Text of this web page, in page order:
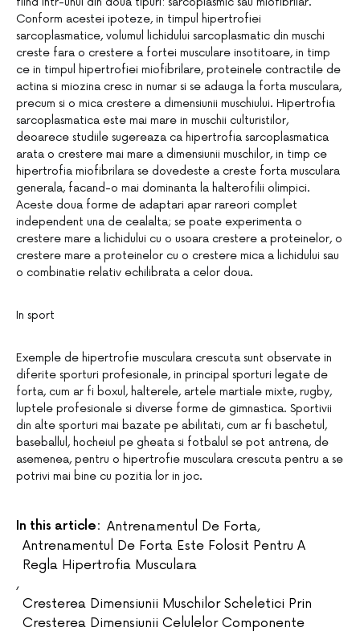
Conform acestei ipoteze, in timpul hipertrofiei
sarcoplasmatice, volumul lichidului sarcoplasmatic din muschi
creste fara o crestere a fortei musculare insotitoare, in timp
ce in timpul hipertrofiei miofibrilare, proteinele contractile de
actina si miozina cresc in numar si se adauga la forta musculara,
precum si o mica crestere a dimensiunii muschiului. Hipertrofia
sarcoplasmatica este mai mare in muschii culturistilor,
deoarece studiile sugereaza ca hipertrofia sarcoplasmatica
arata o crestere mai mare a dimensiunii muschilor, in timp ce
hipertrofia miofibrilara se dovedeste a creste forta musculara
generala, facand-o mai dominanta la halterofilii olimpici.
Aceste doua forme de adaptari apar rareori complet
independent una de cealalta; se poate experimenta o
crestere mare a lichidului cu o usoara crestere a proteinelor, o
crestere mare a proteinelor cu o crestere mica a lichidului sau
o combinatie relativ echilibrata a celor doua.
In sport
Exemple de hipertrofie musculara crescuta sunt observate in
diferite sporturi profesionale, in principal sporturi legate de
forta, cum ar fi boxul, halterele, artele martiale mixte, rugby,
luptele profesionale si diverse forme de gimnastica. Sportivii
din alte sporturi mai bazate pe abilitati, cum ar fi baschetul,
baseballul, hocheiul pe gheata si fotbalul se pot antrena, de
asemenea, pentru o hipertrofie musculara crescuta pentru a se
potrivi mai bine cu pozitia lor in joc.
In this article: Antrenamentul De Forta,
Antrenamentul De Forta Este Folosit Pentru A
Regla Hipertrofia Musculara
,
Cresterea Dimensiunii Muschilor Scheletici Prin
Cresterea Dimensiunii Celulelor Componente